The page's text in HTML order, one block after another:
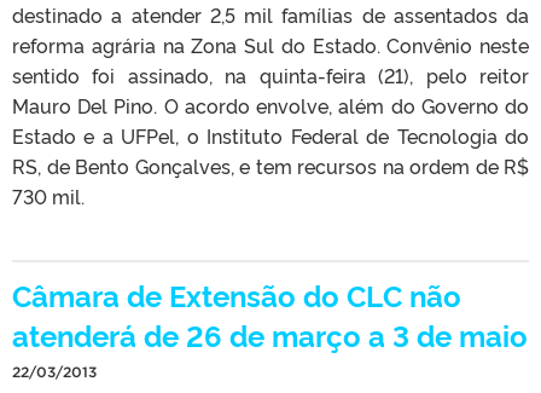
destinado a atender 2,5 mil famílias de assentados da
reforma agrária na Zona Sul do Estado. Convênio neste
sentido foi assinado, na quinta-feira (21), pelo reitor
Mauro Del Pino. O acordo envolve, além do Governo do
Estado e a UFPel, o Instituto Federal de Tecnologia do
RS, de Bento Gonçalves, e tem recursos na ordem de R$
730 mil.
Câmara de Extensão do CLC não
atenderá de 26 de março a 3 de maio
22/03/2013